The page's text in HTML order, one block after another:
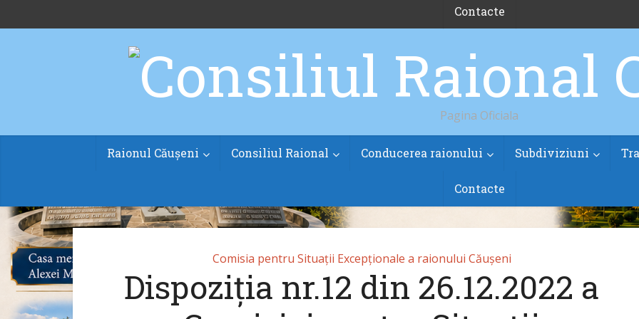
Pagina Oficiala
Raionul Căușeni Consiliul Raional Conducerea raionului Subdiviziuni
Contacte
Contacte
Comisia pentru Situații Excepționale a raionului Căușeni
Dispoziția nr.12 din 26.12.2022 a